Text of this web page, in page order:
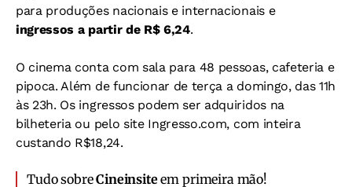
para produções nacionais e internacionais e
ingressos a partir de R$ 6,24.
O cinema conta com sala para 48 pessoas, cafeteria e
pipoca. Além de funcionar de terça a domingo, das 11h
às 23h. Os ingressos podem ser adquiridos na
bilheteria ou pelo site Ingresso.com, com inteira
custando R$18,24.
Tudo sobreCineinsiteem primeira mão!